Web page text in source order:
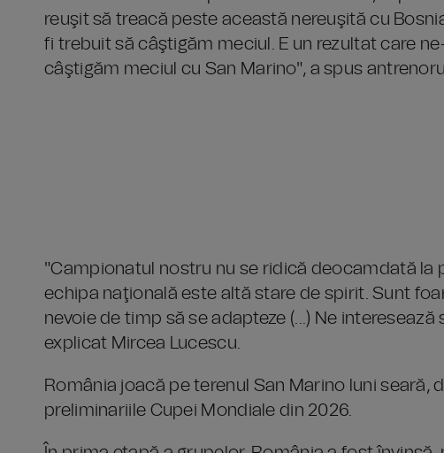
reuşit să treacă peste această nereuşită cu
fi trebuit să câştigăm meciul. E un rezultat care
câştigăm meciul cu San Marino", a spus
"Campionatul nostru nu se ridică deocamdată la
echipa naţională este altă stare de spirit. Sunt
nevoie de timp să se adapteze (...) Ne
explicat Mircea Lucescu.
România joacă pe terenul San Marino luni seară,
preliminariile Cupei Mondiale din 2026.